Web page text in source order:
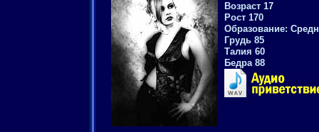
Возраст 17
Рост 170
Образование:
Грудь 85
Талия 60
Бедра 88